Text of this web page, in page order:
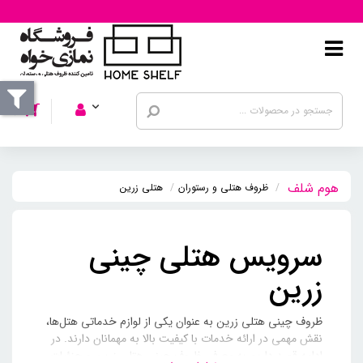
ظروف هتلی و رستوران هتلی زرین
سرویس هتلی چینی
زرین
ظروف چینی هتلی زرین به عنوان یکی از لوازم خدماتی هتل‌ها،
نقش مهمی در ارائه خدمات با کیفیت بالا به مهمانان دارند. در